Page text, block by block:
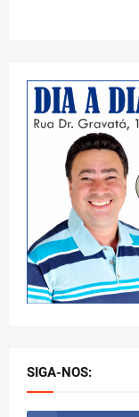
SIGA-NOS: